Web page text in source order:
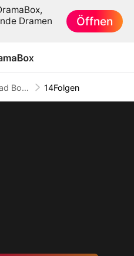
Dramen
Öffnen
Der Bad Boy, der mein Herz entflammte 14Folgen